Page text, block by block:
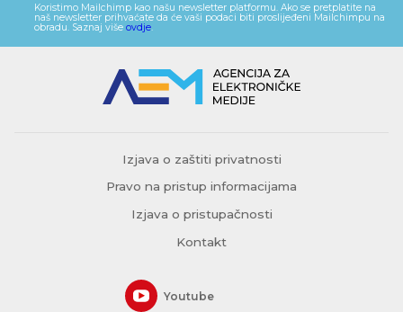
Koristimo Mailchimp kao našu newsletter platformu. Ako se pretplatite na
naš newsletter prihvaćate da će vaši podaci biti proslijeđeni Mailchimpu na
obradu. Saznaj više ovdje.
Izjava o zaštiti privatnosti
Pravo na pristup informacijama
Izjava o pristupačnosti
Kontakt
Youtube